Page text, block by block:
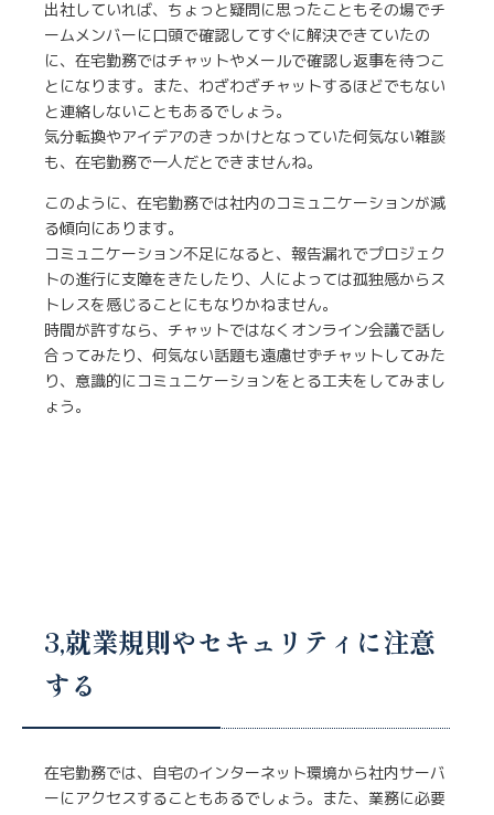
出社していれば、ちょっと疑問に思ったこともその場でチ
ームメンバーに口頭で確認してすぐに解決できていたの
に、在宅勤務ではチャットやメールで確認し返事を待つこ
とになります。また、わざわざチャットするほどでもない
と連絡しないこともあるでしょう。
気分転換やアイデアのきっかけとなっていた何気ない雑談
も、在宅勤務で一人だとできませんね。
このように、在宅勤務では社内のコミュニケーションが減
る傾向にあります。
コミュニケーション不足になると、報告漏れでプロジェク
トの進行に支障をきたしたり、人によっては孤独感からス
トレスを感じることにもなりかねません。
時間が許すなら、チャットではなくオンライン会議で話し
合ってみたり、何気ない話題も遠慮せずチャットしてみた
り、意識的にコミュニケーションをとる工夫をしてみまし
ょう。
3,就業規則やセキュリティに注意
する
在宅勤務では、自宅のインターネット環境から社内サーバ
ーにアクセスすることもあるでしょう。また、業務に必要